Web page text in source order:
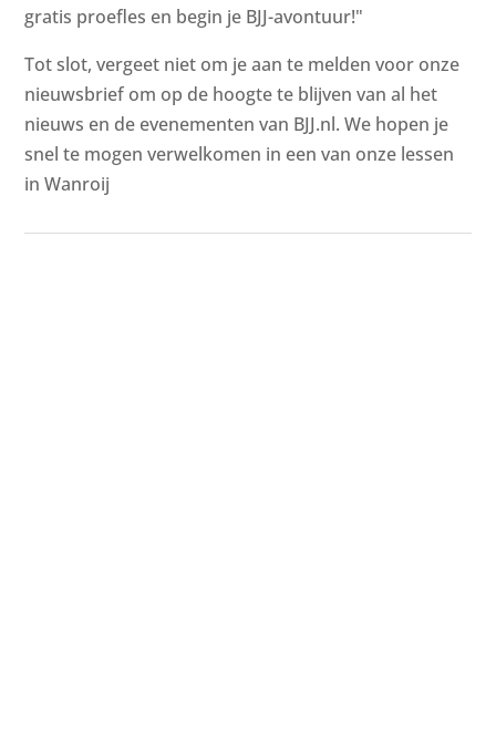
gratis proefles en begin je BJJ-avontuur!"
Tot slot, vergeet niet om je aan te melden voor onze
nieuwsbrief om op de hoogte te blijven van al het
nieuws en de evenementen van BJJ.nl. We hopen je
snel te mogen verwelkomen in een van onze lessen
in Wanroij